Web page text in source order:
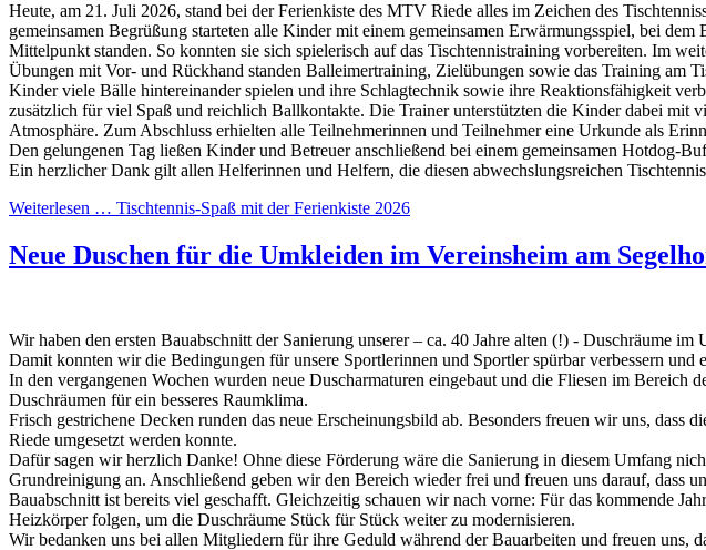
Heute, am 21. Juli 2026, stand bei der Ferienkiste des MTV Riede alles im Zeichen des
gemeinsamen Begrüßung starteten alle Kinder mit einem gemeinsamen Erwärmungsspiel, bei
Mittelpunkt standen. So konnten sie sich spielerisch auf das Tischtennistraining vorbereiten. Im
Übungen mit Vor- und Rückhand standen Balleimertraining, Zielübungen sowie das Training am
Kinder viele Bälle hintereinander spielen und ihre Schlagtechnik sowie ihre Reaktionsfähigkeit
zusätzlich für viel Spaß und reichlich Ballkontakte. Die Trainer unterstützten die Kinder dabei mit
Atmosphäre. Zum Abschluss erhielten alle Teilnehmerinnen und Teilnehmer eine Urkunde als
Den gelungenen Tag ließen Kinder und Betreuer anschließend bei einem gemeinsamen Hotdog-
Ein herzlicher Dank gilt allen Helferinnen und Helfern, die diesen abwechslungsreichen
Weiterlesen … Tischtennis-Spaß mit der Ferienkiste 2026
Neue Duschen für die Umkleiden im Vereinsheim am
Wir haben den ersten Bauabschnitt der Sanierung unserer – ca. 40 Jahre alten (!) - Duschräume im
Damit konnten wir die Bedingungen für unsere Sportlerinnen und Sportler spürbar verbessern und
In den vergangenen Wochen wurden neue Duscharmaturen eingebaut und die Fliesen im
Duschräumen für ein besseres Raumklima.
Frisch gestrichene Decken runden das neue Erscheinungsbild ab. Besonders freuen wir uns, dass
Riede umgesetzt werden konnte.
Dafür sagen wir herzlich Danke! Ohne diese Förderung wäre die Sanierung in diesem Umfang
Grundreinigung an. Anschließend geben wir den Bereich wieder frei und freuen uns darauf, dass
Bauabschnitt ist bereits viel geschafft. Gleichzeitig schauen wir nach vorne: Für das kommende
Heizkörper folgen, um die Duschräume Stück für Stück weiter zu modernisieren.
Wir bedanken uns bei allen Mitgliedern für ihre Geduld während der Bauarbeiten und freuen uns,